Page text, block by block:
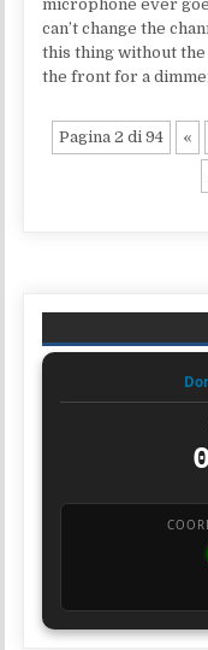
microphone ever
can’t change the
this thing without
the front for a
Pagina 2 di 94 «